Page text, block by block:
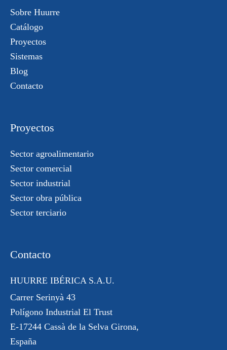
Sobre Huurre
Catálogo
Proyectos
Sistemas
Blog
Contacto
Proyectos
Sector agroalimentario
Sector comercial
Sector industrial
Sector obra pública
Sector terciario
Contacto
HUURRE IBÉRICA S.A.U.
Carrer Serinyà 43
Polígono Industrial El Trust
E-17244 Cassà de la Selva Girona,
España